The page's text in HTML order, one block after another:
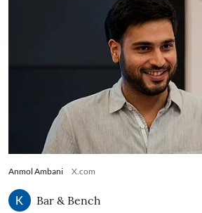
Anmol Ambani X.com
Bar & Bench